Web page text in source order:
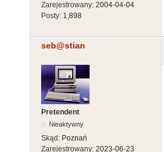
Zarejestrowany: 2004-04-04
Posty: 1,898
seb@stian
Pretendent
Nieaktywny
Skąd: Poznań
Zarejestrowany: 2023-06-23